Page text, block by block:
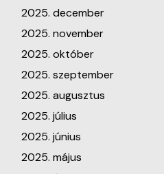
2025. december
2025. november
2025. október
2025. szeptember
2025. augusztus
2025. július
2025. június
2025. május